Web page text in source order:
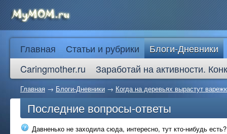
Главная Статьи и рубрики
Блоги-Дневники
Caringmother.ru
Заработай на активности.
Главная → Блоги-Дневники → Когда на деревьях вырастут
Последние вопросы-ответы
Давненько не заходила сюда, интересно, тут кто-нибудь есть?